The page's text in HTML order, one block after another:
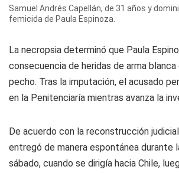
Samuel Andrés Capellán, de 31 años y
femicida de Paula Espinoza.
La necropsia determinó que Paula
consecuencia de heridas de arma
pecho. Tras la imputación, el acusado
en la Penitenciaría mientras avanza la
De acuerdo con la reconstrucción
entregó de manera espontánea durante
sábado, cuando se dirigía hacia Chile,